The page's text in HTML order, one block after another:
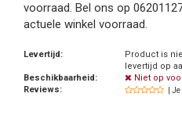
voorraad. Bel ons op
actuele winkel voorraad.
Levertijd:
Product is
levertijd op
Beschikbaarheid:
Niet op
Reviews:
|